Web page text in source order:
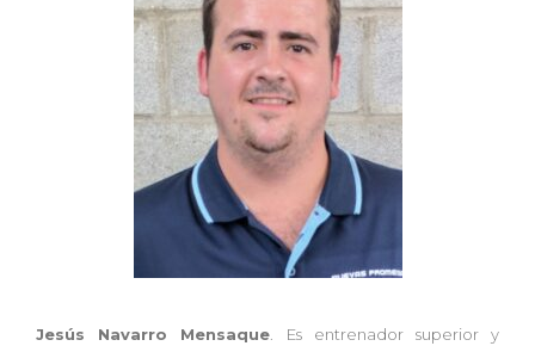
Jesús Navarro Mensaque . Es entrenador superior y